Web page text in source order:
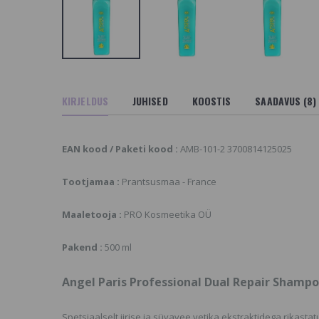
KIRJELDUS JUHISED KOOSTIS SAADAVUS (8)
EAN kood / Paketi kood : AMB-101-2 3700814125025
Tootjamaa : Prantsusmaa - France
Maaletooja : PRO Kosmeetika OÜ
Pakend : 500 ml
Angel Paris Professional Dual Repair
Depth Spa
Igat Tüüpi
Angel Setting
Hairspray, Keskmise
Taastava Toimega Õli
Angel en Provence
Revitalizing
15.4 €